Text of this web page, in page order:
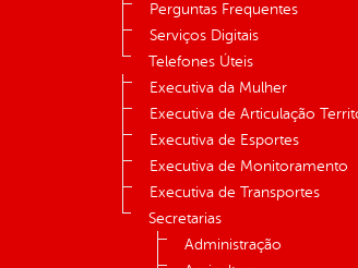
Perguntas Frequentes
Serviços Digitais
Telefones Úteis
Executiva da Mulher
Executiva de Articulação
Executiva de Esportes
Executiva de Monitoramento
Executiva de Transportes
Secretarias
Administração